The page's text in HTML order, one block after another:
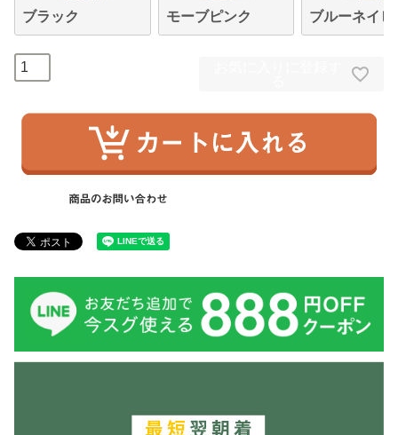
ブラック モーブピンク ブルーネイビ